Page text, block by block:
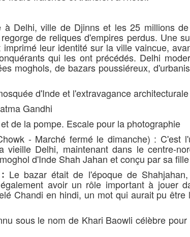
à Delhi, ville de Djinns et les 25 millions
de reliques d'empires perdus. Une
leur identité sur la ville vaincue,
qui les ont précédés. Delhi
moghols, de bazars poussiéreux,
d'Inde et l'extravagance
Gandhi
de la pompe. Escale pour la photographie
- Marché fermé le dimanche) : C'est
Delhi, maintenant dans le centre-
d'Inde Shah Jahan et conçu par sa
Le bazar était de l'époque de
avoir un rôle important à jouer
Chandi en hindi, un mot qui aurait pu
sous le nom de Khari Baowli célèbre